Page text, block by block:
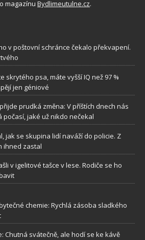
magazínu Bydlimeutulne.cz.
v poštovní schránce čekalo překvapení.
skrytého psa, máte vyšší IQ než 97 %
jen géniové
prudká změna: V příštích dnech nás
jaké už nikdo nečekal
jak se skupina lidí naváží do policie. Z
ihned zastal
v igelitové tašce v lese. Rodiče se ho
chemie: Rychlá zásoba sladkého
Chutná svátečně, ale hodí se ke kávě